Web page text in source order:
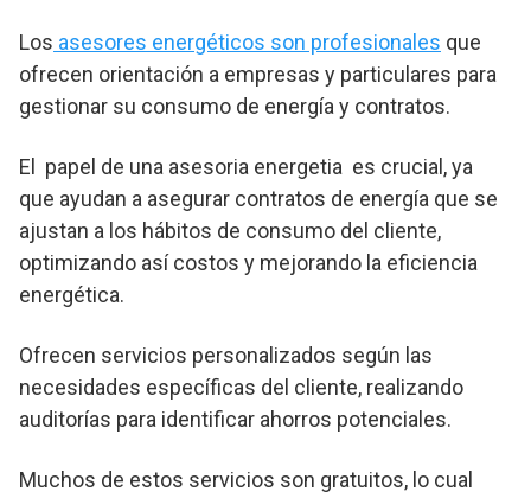
Los asesores energéticos son profesionales que
ofrecen orientación a empresas y particulares para
gestionar su consumo de energía y contratos.
El papel de una asesoria energetia es crucial, ya
que ayudan a asegurar contratos de energía que se
ajustan a los hábitos de consumo del cliente,
optimizando así costos y mejorando la eficiencia
energética.
Ofrecen servicios personalizados según las
necesidades específicas del cliente, realizando
auditorías para identificar ahorros potenciales.
Muchos de estos servicios son gratuitos, lo cual